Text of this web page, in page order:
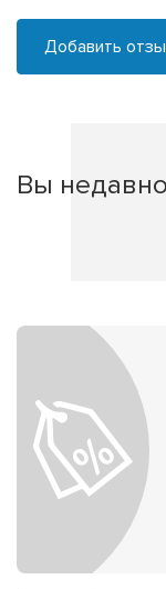
Добавить
Вы